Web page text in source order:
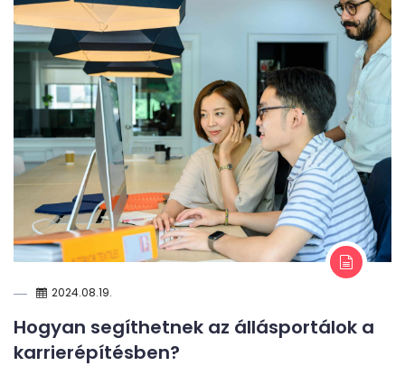
2024.08.19.
Hogyan segíthetnek az állásportálok a
karrierépítésben?